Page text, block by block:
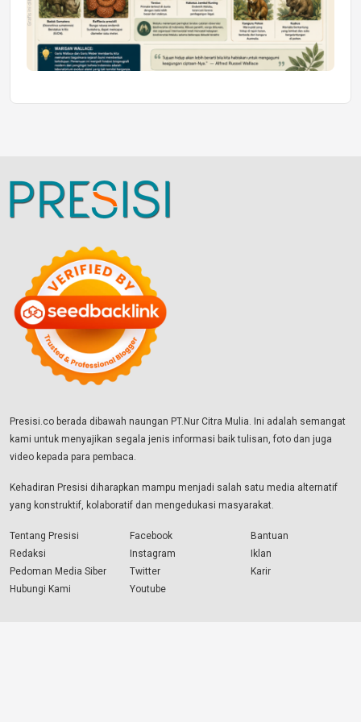
Presisi.co berada dibawah naungan PT.Nur Citra Mulia. Ini adalah semangat
kami untuk menyajikan segala jenis informasi baik tulisan, foto dan juga
video kepada para pembaca.
Kehadiran Presisi diharapkan mampu menjadi salah satu media alternatif
yang konstruktif, kolaboratif dan mengedukasi masyarakat.
Tentang Presisi
Redaksi
Pedoman Media Siber
Hubungi Kami
Facebook
Instagram
Twitter
Youtube
Bantuan
Iklan
Karir